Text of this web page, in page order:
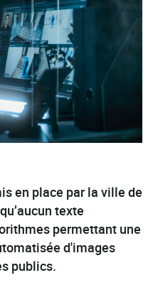
en place par la ville de
texte
permettant une
d'images
publics.